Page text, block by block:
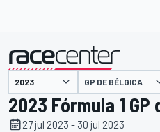
presentado por GP DE BÉLGICA
2023 Fórmula 1 GP
27 jul 2023 - 30 jul 2023